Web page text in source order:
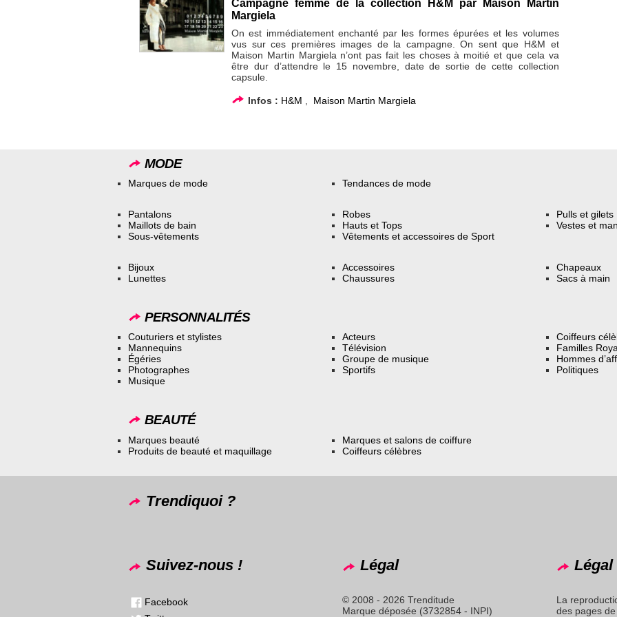
Campagne femme de la collection H&M par Maison Martin
Margiela
On est immédiatement enchanté par les formes épurées et les volumes
vus sur ces premières images de la campagne. On sent que H&M et
Maison Martin Margiela n’ont pas fait les choses à moitié et que cela va
être dur d’attendre le 15 novembre, date de sortie de cette collection
capsule.
Infos : H&M Maison Martin Margiela
MODE
Marques de mode Tendances de mode
Pantalons
Maillots de bain
Sous-vêtements
Robes
Hauts et Tops
Vêtements et accessoires de Sport
Pulls et gilets
Vestes et
Bijoux
Lunettes
Accessoires
Chaussures
Chapeaux
Sacs à main
PERSONNALITÉS
Couturiers et stylistes
Mannequins
Égéries
Photographes
Musique
Acteurs
Télévision
Groupe de musique
Sportifs
Coiffeurs
Familles
Hommes
Politiques
BEAUTÉ
Marques beauté
Produits de beauté et maquillage
Marques et salons de coiffure
Coiffeurs célèbres
Trendiquoi ?
Suivez-nous !
Facebook
Légal
© 2008 - 2026 Trenditude
Marque déposée (3732854 - INPI)
Légal
La
des pages